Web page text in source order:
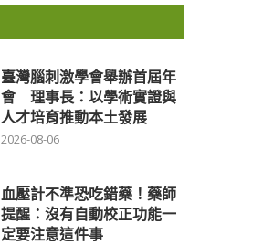
臺灣腦刺激學會舉辦首屆年
會 理事長：以學術實證與
人才培育推動本土發展
2026-08-06
血壓計不準恐吃錯藥！藥師
提醒：沒有自動校正功能一
定要注意這件事